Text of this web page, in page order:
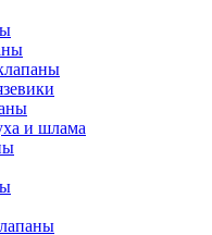
и шлама